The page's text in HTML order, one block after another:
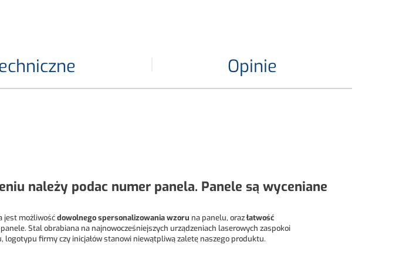
Opinie
należy podac numer panela. Panele są wyceniane
jest możliwośćdowolnego spersonalizowania wzoru na panelu, orazłatwość
Stal obrabiana na najnowocześniejszych urządzeniach laserowych zaspokoi
logotypu firmy czy inicjałów stanowi niewątpliwą zaletę naszego produktu.